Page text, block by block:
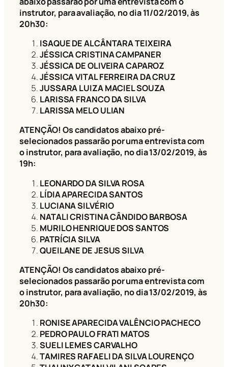
instrutor, para avaliação, no dia 11/02/2019, às
20h30:
ISAQUE DE ALCÂNTARA TEIXEIRA
JÉSSICA CRISTINA CAMPANER
JÉSSICA DE OLIVEIRA CAPAROZ
JÉSSICA VITAL FERREIRA DA CRUZ
JUSSARA LUIZA MACIEL SOUZA
LARISSA FRANCO DA SILVA
LARISSA MELO ULIAN
ATENÇÃO! Os candidatos abaixo pré-
selecionados passarão por uma entrevista com
o instrutor, para avaliação, no dia 13/02/2019, às
19h:
LEONARDO DA SILVA ROSA
LÍDIA APARECIDA SANTOS
LUCIANA SILVÉRIO
NATALI CRISTINA CÂNDIDO BARBOSA
MURILO HENRIQUE DOS SANTOS
PATRÍCIA SILVA
QUEILANE DE JESUS SILVA
ATENÇÃO! Os candidatos abaixo pré-
selecionados passarão por uma entrevista com
o instrutor, para avaliação, no dia 13/02/2019, às
20h30:
RONISE APARECIDA VALÊNCIO PACHECO
PEDRO PAULO FRATI MATOS
SUELI LEMES CARVALHO
TAMIRES RAFAELI DA SILVA LOURENÇO